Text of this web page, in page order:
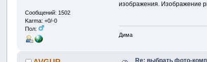
Сообщений: 1502
Karma: +0/-0
Пол:
изображения. Изображение
Дима
Re: выбрать фото-